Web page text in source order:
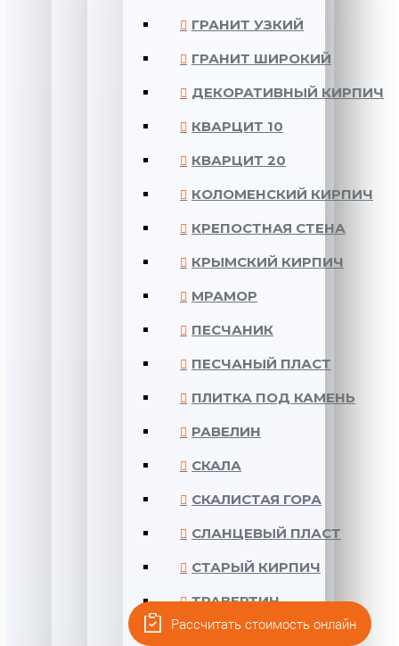
ГРАНИТ УЗКИЙ
ГРАНИТ ШИРОКИЙ
ДЕКОРАТИВНЫЙ КИРПИЧ
КВАРЦИТ 10
КВАРЦИТ 20
КОЛОМЕНСКИЙ КИРПИЧ
КРЕПОСТНАЯ СТЕНА
КРЫМСКИЙ КИРПИЧ
МРАМОР
ПЕСЧАНИК
ПЕСЧАНЫЙ ПЛАСТ
ПЛИТКА ПОД КАМЕНЬ
РАВЕЛИН
СКАЛА
СКАЛИСТАЯ ГОРА
СЛАНЦЕВЫЙ ПЛАСТ
СТАРЫЙ КИРПИЧ
ТРАВЕРТИН
УГОЛЬНЫЙ ПЛАСТ
Рассчитать стоимость онлайн